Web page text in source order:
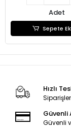
Adet
Sepete
Hızlı
Güvenli
Güvenli